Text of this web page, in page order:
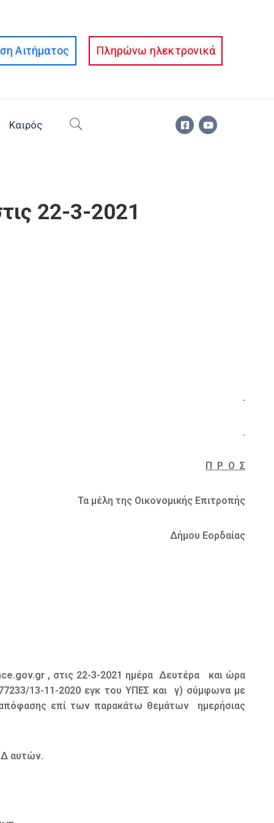
Αιτήματος Πληρώνω ηλεκτρονικά
Καιρός
22-3-2021
Π Ρ Ο Σ
Τα μέλη της Οικονομικής Επιτροπής
Δήμου Εορδαίας
, στις 22-3-2021 ημέρα Δευτέρα και ώρα
13-11-2020 εγκ του ΥΠΕΣ και γ) σύμφωνα με
επί των παρακάτω θεμάτων ημερήσιας
αυτών.